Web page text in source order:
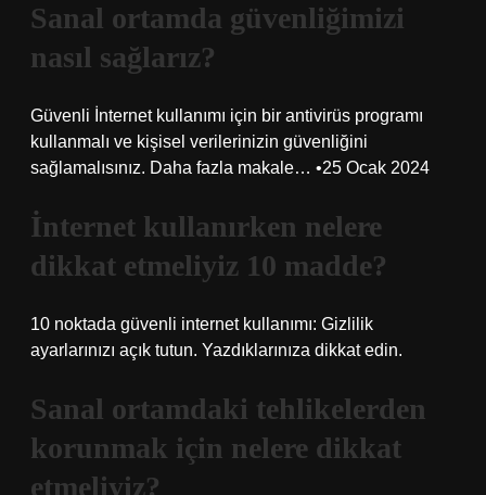
Sanal ortamda güvenliğimizi
nasıl sağlarız?
Güvenli İnternet kullanımı için bir antivirüs programı
kullanmalı ve kişisel verilerinizin güvenliğini
sağlamalısınız. Daha fazla makale… •25 Ocak 2024
İnternet kullanırken nelere
dikkat etmeliyiz 10 madde?
10 noktada güvenli internet kullanımı: Gizlilik
ayarlarınızı açık tutun. Yazdıklarınıza dikkat edin.
Sanal ortamdaki tehlikelerden
korunmak için nelere dikkat
etmeliyiz?